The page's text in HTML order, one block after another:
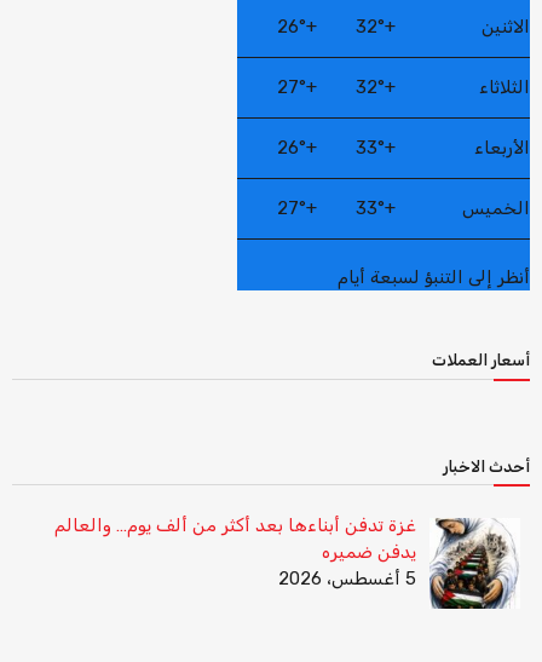
الاثنين +
32°
+
26°
الثلاثاء +
32°
+
27°
الأربعاء +
33°
+
26°
الخميس +
33°
+
27°
أنظر إلى التنبؤ لسبعة أيام
أسعار العملات
أحدث الاخبار
غزة تدفن أبناءها بعد أكثر من ألف يوم… والعالم
يدفن ضميره
5 أغسطس، 2026